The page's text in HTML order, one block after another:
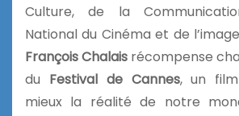
Culture, de la
National du Cinéma et de
François Chalais récompense
du Festival de Cannes, un
mieux la réalité de notre